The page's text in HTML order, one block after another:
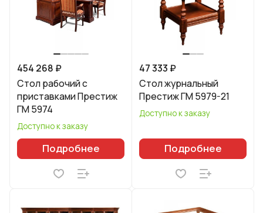
454 268 ₽
Стол рабочий с
приставками Престиж
ГМ 5974
Доступно к заказу
Подробнее
47 333 ₽
Стол журнальный
Престиж ГМ 5979-21
Доступно к заказу
Подробнее